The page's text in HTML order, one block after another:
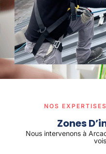
NOS EXPERTISES
Zones
Nous intervenons à